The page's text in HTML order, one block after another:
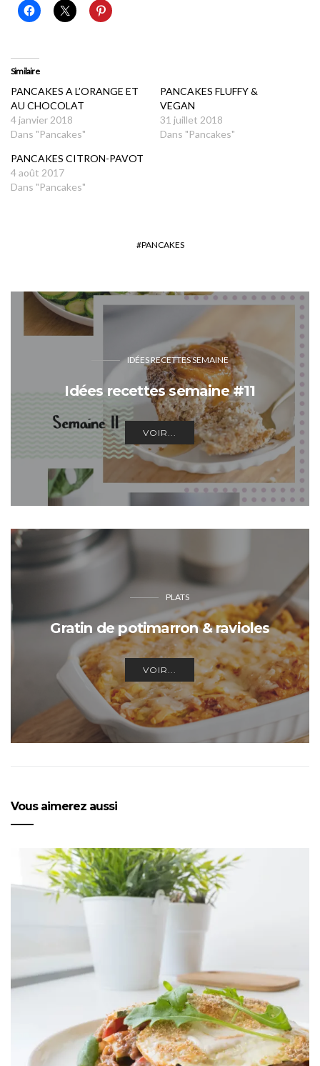
Similaire
PANCAKES A L’ORANGE ET
AU CHOCOLAT
4 janvier 2018
Dans "Pancakes"
PANCAKES FLUFFY &
VEGAN
31 juillet 2018
Dans "Pancakes"
PANCAKES CITRON-PAVOT
4 août 2017
Dans "Pancakes"
PANCAKES
IDÉES RECETTES SEMAINE
Idées recettes semaine #11
VOIR...
PLATS
Gratin de potimarron & ravioles
VOIR...
Vous aimerez aussi